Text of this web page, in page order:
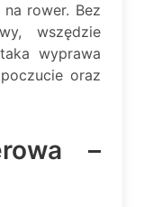
rower. Bez
wszędzie
wyprawa
oraz
–